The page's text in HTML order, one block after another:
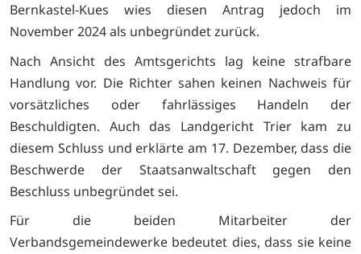
Bernkastel-Kues wies diesen Antrag jedoch im
November 2024 als unbegründet zurück.
Nach Ansicht des Amtsgerichts lag keine strafbare
Handlung vor. Die Richter sahen keinen Nachweis für
vorsätzliches oder fahrlässiges Handeln der
Beschuldigten. Auch das Landgericht Trier kam zu
diesem Schluss und erklärte am 17. Dezember, dass die
Beschwerde der Staatsanwaltschaft gegen den
Beschluss unbegründet sei.
Für die beiden Mitarbeiter der
Verbandsgemeindewerke bedeutet dies, dass sie keine